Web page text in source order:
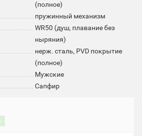
(полное)
пружинный механизм
WR50 (душ, плавание без
ныряния)
нерж. сталь, PVD покрытие
(полное)
Мужские
Сапфир